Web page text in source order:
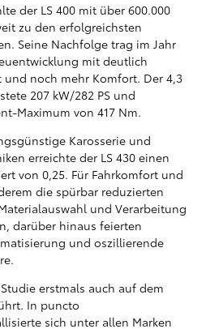
der LS 400 mit über 600.000
zu den erfolgreichsten
Seine Nachfolge trag im Jahr
mit deutlich
noch mehr Komfort. Der 4,3
207 kW/282 PS und
Maximum von 417 Nm.
Karosserie und
erreichte der LS 430 einen
von 0,25. Für Fahrkomfort und
die spürbar reduzierten
und Verarbeitung
darüber hinaus feierten
und oszillierende
erstmals auch auf dem
In puncto
sich unter allen Marken